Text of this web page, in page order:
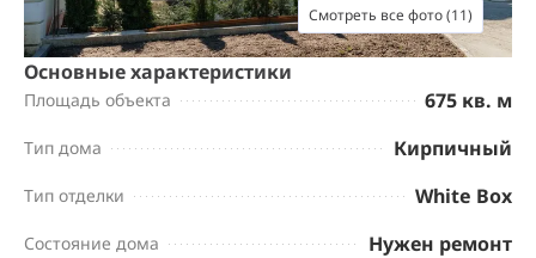
Смотреть все фото (11)
Основные характеристики
Площадь объекта 675 кв. м
Тип дома Кирпичный
Тип отделки White Box
Состояние дома Нужен ремонт